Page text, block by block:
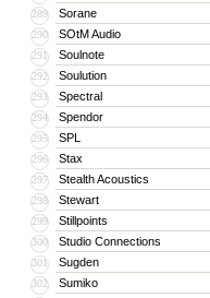
289 Sorane
290 SOtM Audio
291 Soulnote
292 Soulution
293 Spectral
294 Spendor
295 SPL
296 Stax
297 Stealth Acoustics
298 Stewart
299 Stillpoints
300 Studio Connections
301 Sugden
302 Sumiko